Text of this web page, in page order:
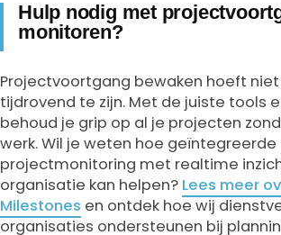
Hulp nodig met
monitoren?
Projectvoortgang bewaken hoeft
tijdrovend te zijn. Met de juiste tools
behoud je grip op al je projecten
werk. Wil je weten hoe geïntegreerde
projectmonitoring met realtime
organisatie kan helpen? Lees meer
Milestones en ontdek hoe wij
organisaties ondersteunen bij